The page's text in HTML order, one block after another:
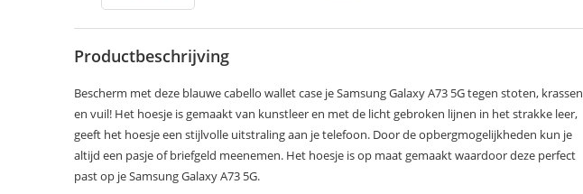
Productbeschrijving
Bescherm met deze blauwe cabello wallet case je Samsung Galaxy A73 5G tegen stoten, krassen
en vuil! Het hoesje is gemaakt van kunstleer en met de licht gebroken lijnen in het strakke leer,
geeft het hoesje een stijlvolle uitstraling aan je telefoon. Door de opbergmogelijkheden kun je
altijd een pasje of briefgeld meenemen. Het hoesje is op maat gemaakt waardoor deze perfect
past op je Samsung Galaxy A73 5G.